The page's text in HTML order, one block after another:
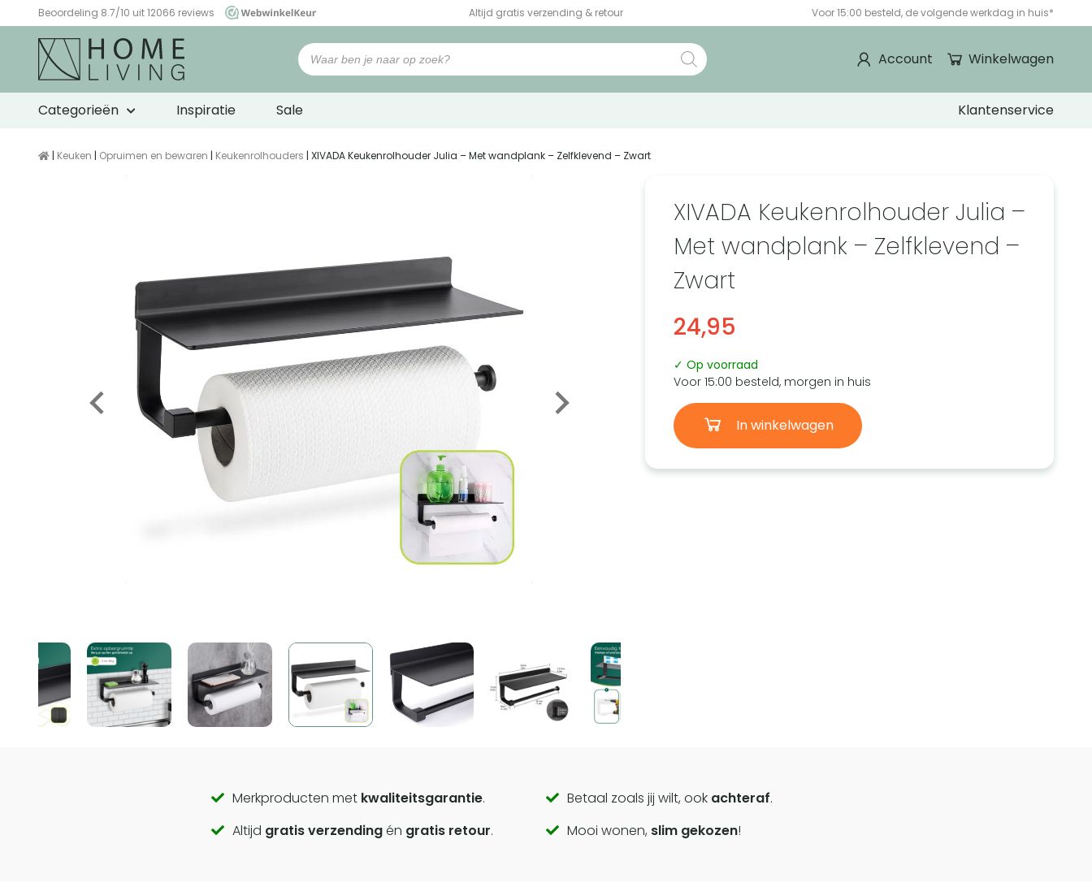
Beoordeling 8.7/10 uit 12066 reviews
WebwinkelKeur
Altijd gratis verzending & retour Voor 15:00 besteld, de volgende werkdag in huis*
Winkelwagen
Account
Categorieën Inspiratie Sale Klantenservice
| Keuken | Opruimen en bewaren | Keukenrolhouders | XIVADA Keukenrolhouder Julia – Met wandplank – Zelfklevend – Zwart
XIVADA Keukenrolhouder Julia –
Met wandplank – Zelfklevend –
Zwart
24,95
✓ Op voorraad
Voor 15:00 besteld, morgen in huis
In winkelwagen
Call
to
Merkproducten met kwaliteitsgarantie. Betaal zoals jij wilt, ook achteraf.
Altijd gratis verzendingén gratis retour. Mooi wonen, slim gekozen!